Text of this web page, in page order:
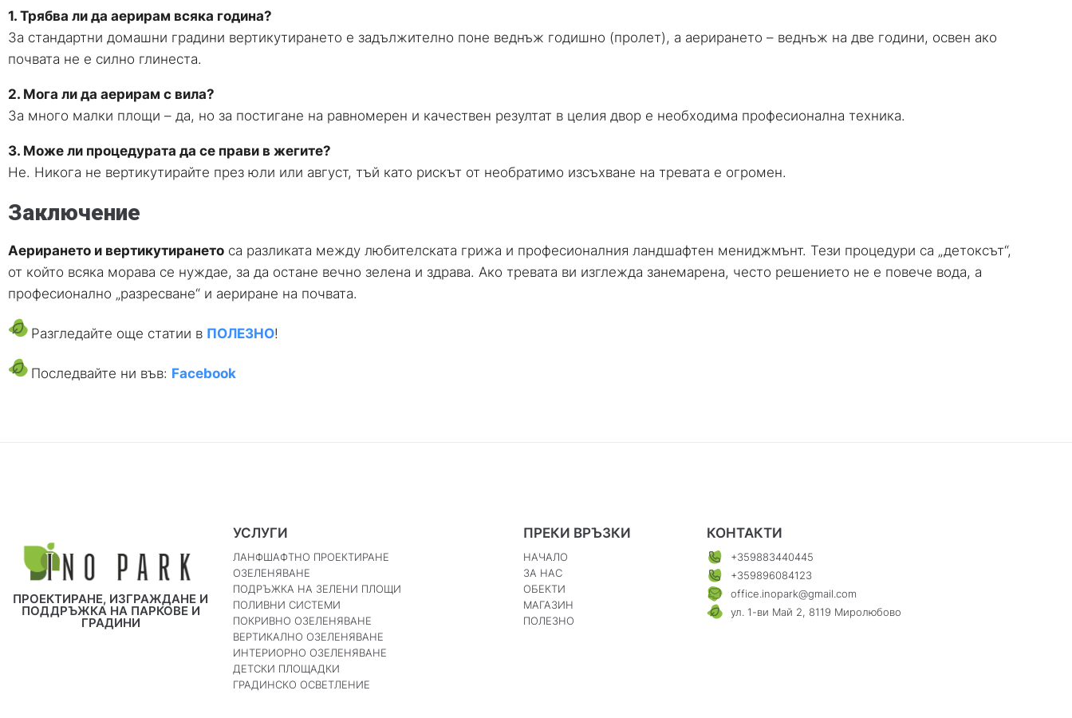
1. Трябва ли да аерирам всяка година?
За стандартни домашни градини вертикутирането е задължително поне веднъж годишно (пролет), а аерирането – веднъж на две години, освен ако
почвата не е силно глинеста.
2. Мога ли да аерирам с вила?
За много малки площи – да, но за постигане на равномерен и качествен резултат в целия двор е необходима професионална техника.
3. Може ли процедурата да се прави в жегите?
Не. Никога не вертикутирайте през юли или август, тъй като рискът от необратимо изсъхване на тревата е огромен.
Заключение
Аерирането и вертикутирането са разликата между любителската грижа и професионалния ландшафтен мениджмънт. Тези процедури са „детоксът“,
от който всяка морава се нуждае, за да остане вечно зелена и здрава. Ако тревата ви изглежда занемарена, често решението не е повече вода, а
професионално „разресване“ и аериране на почвата.
Разгледайте още статии в ПОЛЕЗНО!
Последвайте ни във: Facebook
ПРОЕКТИРАНЕ, ИЗГРАЖДАНЕ И
ПОДДРЪЖКА НА ПАРКОВЕ И
ГРАДИНИ
УСЛУГИ
ЛАНФШАФТНО ПРОЕКТИРАНЕ
ОЗЕЛЕНЯВАНЕ
ПОДРЪЖКА НА ЗЕЛЕНИ ПЛОЩИ
ПОЛИВНИ СИСТЕМИ
ПОКРИВНО ОЗЕЛЕНЯВАНЕ
ВЕРТИКАЛНО ОЗЕЛЕНЯВАНЕ
ИНТЕРИОРНО ОЗЕЛЕНЯВАНЕ
ДЕТСКИ ПЛОЩАДКИ
ГРАДИНСКО ОСВЕТЛЕНИЕ
ПРЕКИ ВРЪЗКИ
НАЧАЛО
ЗА НАС
ОБЕКТИ
МАГАЗИН
ПОЛЕЗНО
КОНТАКТИ
+359883440445
+359896084123
office.inopark@gmail.com
ул. 1-ви Май 2, 8119 Миролюбово